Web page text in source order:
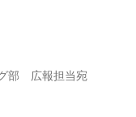
部 広報担当宛